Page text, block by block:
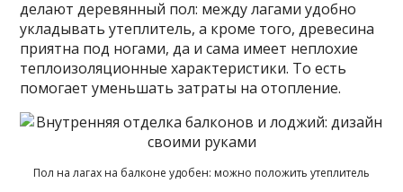
делают деревянный пол: между лагами удобно
укладывать утеплитель, а кроме того, древесина
приятна под ногами, да и сама имеет неплохие
теплоизоляционные характеристики. То есть
помогает уменьшать затраты на отопление.
Пол на лагах на балконе удобен: можно положить утеплитель